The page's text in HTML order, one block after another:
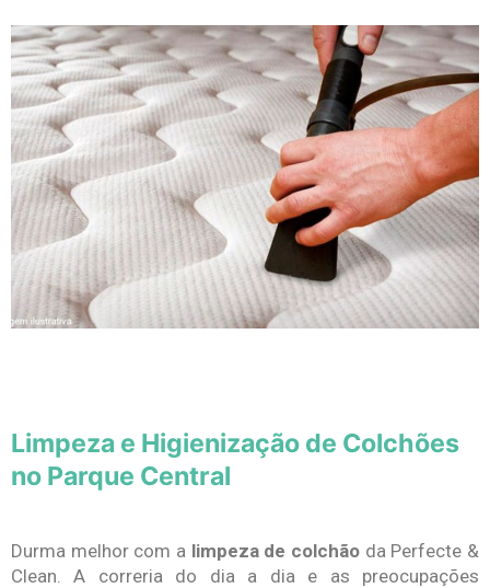
Limpeza e Higienização de Colchões
no Parque Central
Durma melhor com a limpeza de colchão da Perfecte &
Clean. A correria do dia a dia e as preocupações